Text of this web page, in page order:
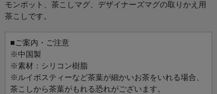
モンポット、茶こしマグ、デザイナーズマグの取りかえ用
茶こしです。
■ご案内・ご注意
※中国製
※素材：シリコン樹脂
※ルイボスティーなど茶葉が細かいお茶をいれる場合、
茶こしから茶葉がもれる恐れがございます。